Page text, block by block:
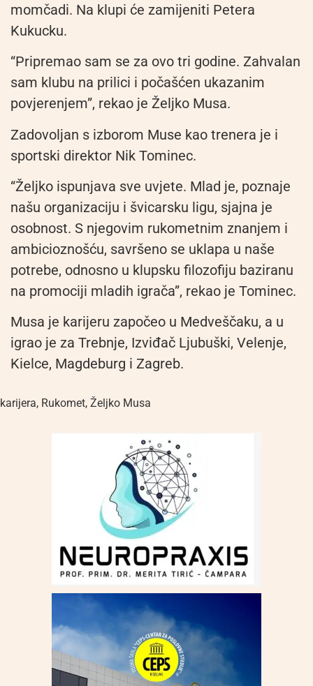
momčadi. Na klupi će zamijeniti Petera
Kukucku.
“Pripremao sam se za ovo tri godine. Zahvalan
sam klubu na prilici i počašćen ukazanim
povjerenjem”, rekao je Željko Musa.
Zadovoljan s izborom Muse kao trenera je i
sportski direktor Nik Tominec.
“Željko ispunjava sve uvjete. Mlad je, poznaje
našu organizaciju i švicarsku ligu, sjajna je
osobnost. S njegovim rukometnim znanjem i
ambicioznošću, savršeno se uklapa u naše
potrebe, odnosno u klupsku filozofiju baziranu
na promociji mladih igrača”, rekao je Tominec.
Musa je karijeru započeo u Medveščaku, a u
igrao je za Trebnje, Izviđač Ljubuški, Velenje,
Kielce, Magdeburg i Zagreb.
karijera, Rukomet, Željko Musa